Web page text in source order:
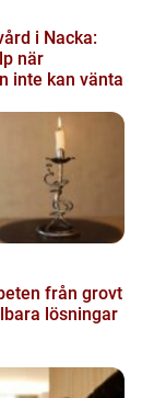
i Nacka:
när
inte kan vänta
grovt
lösningar